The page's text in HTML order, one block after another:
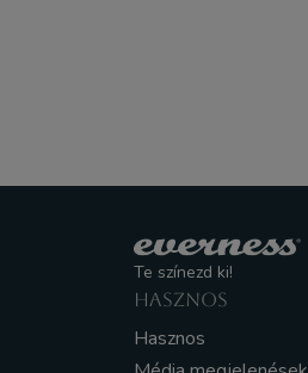
Te színezd ki!
HASZNOS
Hasznos